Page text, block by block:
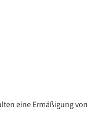
eine Ermäßigung von